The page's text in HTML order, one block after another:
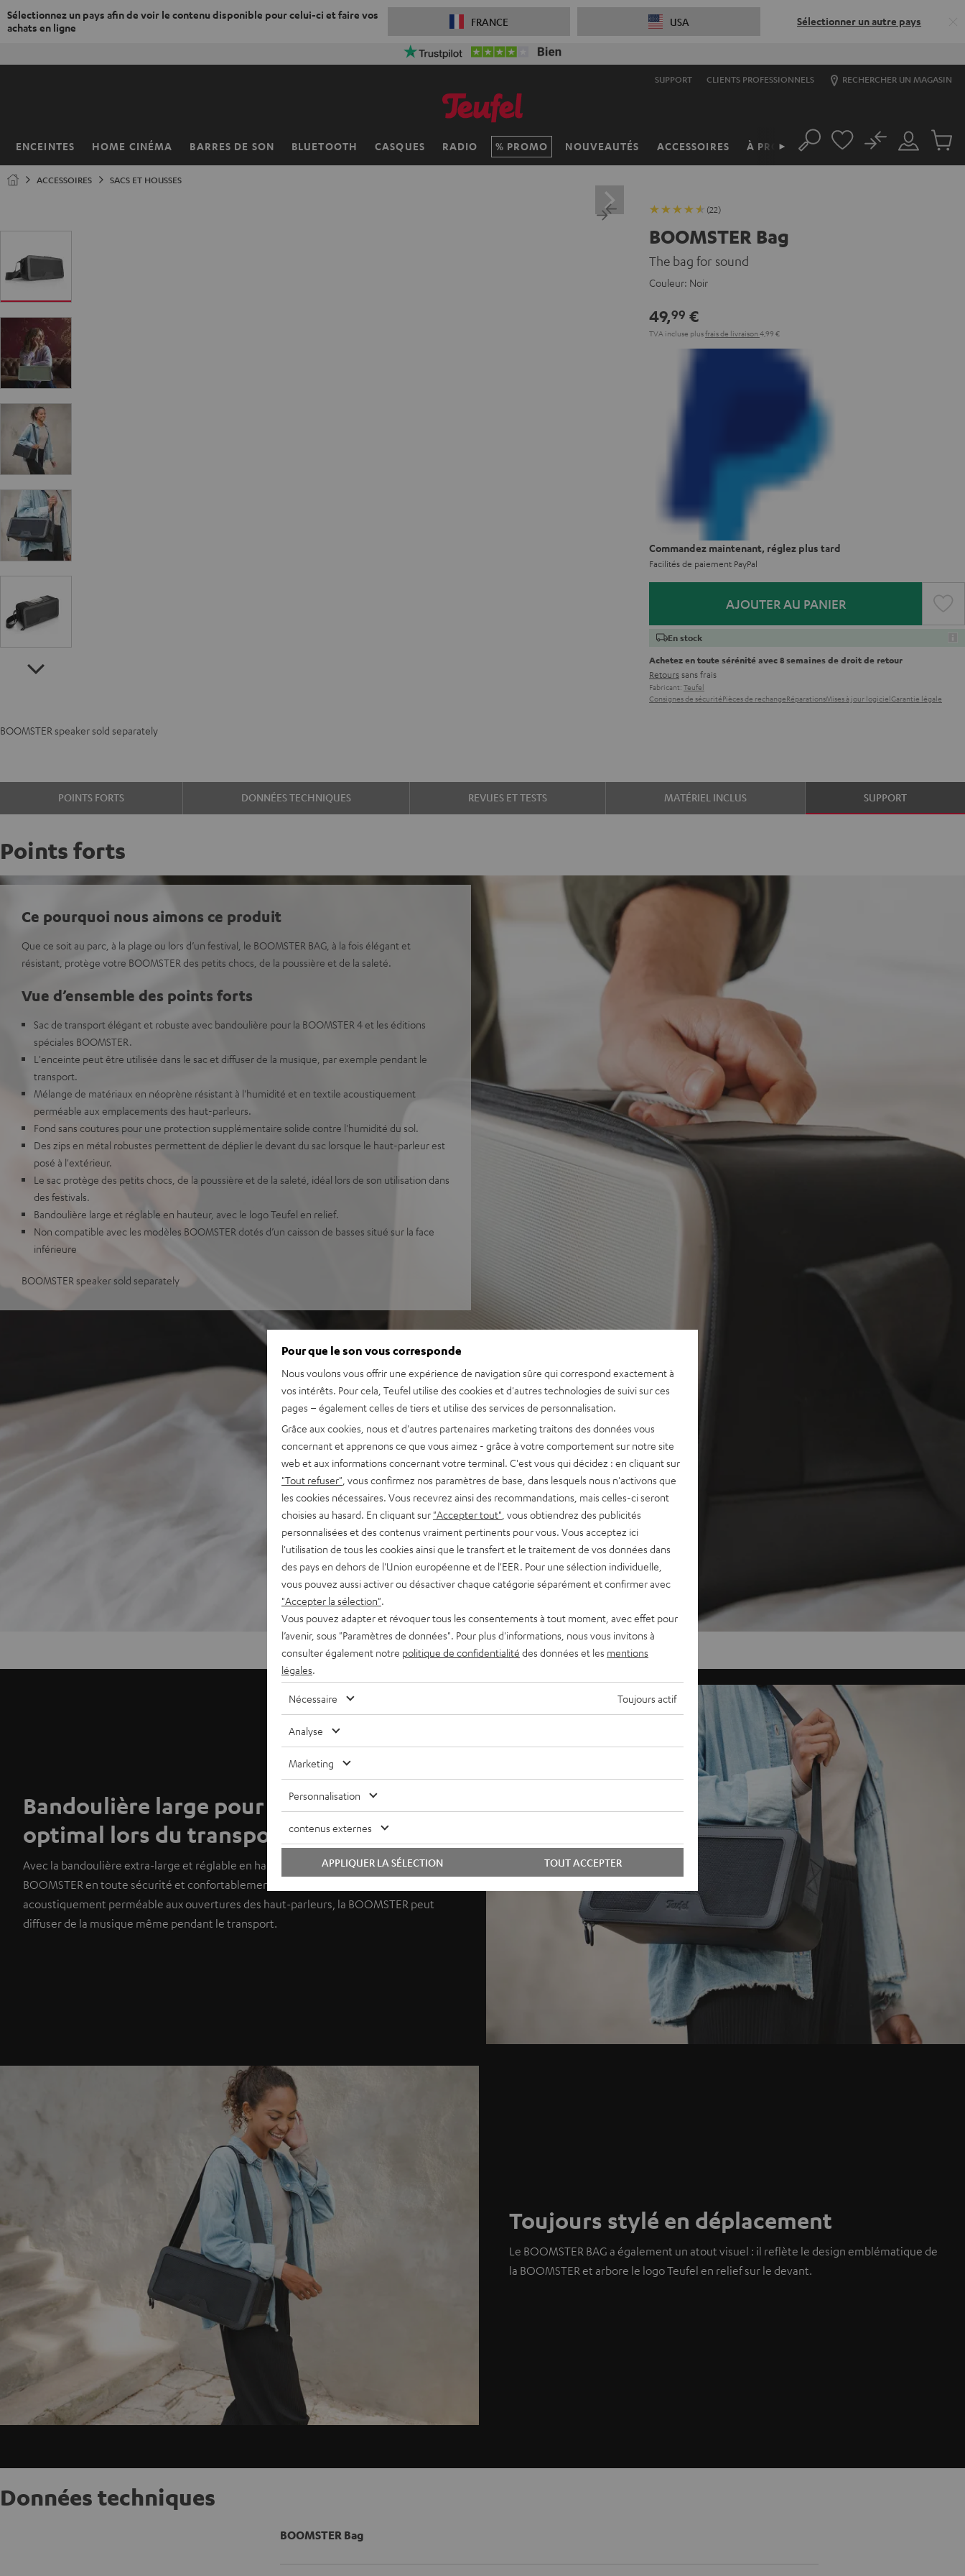
Sélectionnez un pays afin de voir le contenu disponible pour celui-ci et faire vos
achats en ligne
FRANCE USA Sélectionner un autre pays
50% de réduction sur la livraison VKF-72F 06
SUPPORT CLIENTS PROFESSIONNELS RECHERCHER UN MAGASIN
ENCEINTES HOME CINÉMA BARRES DE SON BLUETOOTH CASQUES RADIO PROMO NOUVEAUTÉS ACCESSOIRES À PROPOS
►
Page
d’accueil
Rechercher
Mon
compte
No
ACCESSOIRES SACS ET HOUSSES
(22)
BOOMSTER Bag
The bag for sound
Couleur: Noir
49,99 €
TVA incluse plusfrais de livraison 4,99 €
Commandez maintenant, réglez plus tard
Facilités de paiement PayPal
AJOUTER AU PANIER
En stock
Achetez en toute sérénité avec 8 semaines de droit de retour
Retourssans frais
Fabricant: Teufel
Consignes de sécuritéPièces de rechangeRéparationsMises à jour logicielGarantie légale
BOOMSTER speaker sold separately
POINTS FORTS DONNÉES TECHNIQUES REVUES ET TESTS MATÉRIEL INCLUS SUPPORT
Points forts
Ce pourquoi nous aimons ce produit
Que ce soit au parc, à la plage ou lors d’un festival, le BOOMSTER BAG, à la fois élégant et
résistant, protège votre BOOMSTER des petits chocs, de la poussière et de la saleté.
Vue d’ensemble des points forts
Sac de transport élégant et robuste avec bandoulière pour la BOOMSTER 4 et les éditions
spéciales BOOMSTER.
L'enceinte peut être utilisée dans le sac et diffuser de la musique, par exemple pendant le
transport.
Mélange de matériaux en néoprène résistant à l'humidité et en textile acoustiquement
perméable aux emplacements des haut-parleurs.
Fond sans coutures pour une protection supplémentaire solide contre l'humidité du sol.
Des zips en métal robustes permettent de déplier le devant du sac lorsque le haut-parleur est
posé à l'extérieur.
Le sac protège des petits chocs, de la poussière et de la saleté, idéal lors de son utilisation dans
des festivals.
Bandoulière large et réglable en hauteur, avec le logo Teufel en relief.
Non compatible avec les modèles BOOMSTER dotés d’un caisson de basses situé sur la face
inférieure
BOOMSTER speaker sold separately
Bandoulière large pour un confort
optimal lors du transport.
Avec la bandoulière extra-large et réglable en hauteur, vous pouvez emporter la
BOOMSTER en toute sécurité et confortablement partout. Grâce au matériau
acoustiquement perméable aux ouvertures des haut-parleurs, la BOOMSTER peut
diffuser de la musique même pendant le transport.
Toujours stylé en déplacement
Le BOOMSTER BAG a également un atout visuel : il reflète le design emblématique de
la BOOMSTER et arbore le logo Teufel en relief sur le devant.
Données techniques
BOOMSTER Bag
Pour que le son vous corresponde
Nous voulons vous offrir une expérience de navigation sûre qui correspond exactement à
vos intérêts. Pour cela, Teufel utilise des cookies et d'autres technologies de suivi sur ces
pages – également celles de tiers et utilise des services de personnalisation.
Grâce aux cookies, nous et d'autres partenaires marketing traitons des données vous
concernant et apprenons ce que vous aimez - grâce à votre comportement sur notre site
web et aux informations concernant votre terminal. C'est vous qui décidez : en cliquant sur
"Tout refuser" , vous confirmez nos paramètres de base, dans lesquels nous n'activons que
les cookies nécessaires. Vous recevrez ainsi des recommandations, mais celles-ci seront
choisies au hasard. En cliquant sur "Accepter tout" , vous obtiendrez des publicités
personnalisées et des contenus vraiment pertinents pour vous. Vous acceptez ici
l'utilisation de tous les cookies ainsi que le transfert et le traitement de vos données dans
des pays en dehors de l'Union européenne et de l'EER. Pour une sélection individuelle,
vous pouvez aussi activer ou désactiver chaque catégorie séparément et confirmer avec
"Accepter la sélection"
Vous pouvez adapter et révoquer tous les consentements à tout moment, avec effet pour
l’avenir, sous "Paramètres de données". Pour plus d'informations, nous vous invitons à
consulter également notre politique de confidentialité des données et les mentions
légales
Nécessaire Toujours actif
Analyse
Marketing
Personnalisation
contenus externes
TOUT ACCEPTER
APPLIQUER LA SÉLECTION